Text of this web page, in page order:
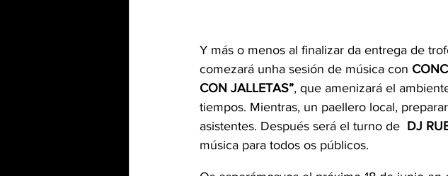
Y más o menos al finalizar da entrega de
comezará unha sesión de música con
CON JALLETAS”, que amenizará el
tiempos. Mientras, un paellero local,
asistentes. Después será el turno de DJ
música para todos os públicos.